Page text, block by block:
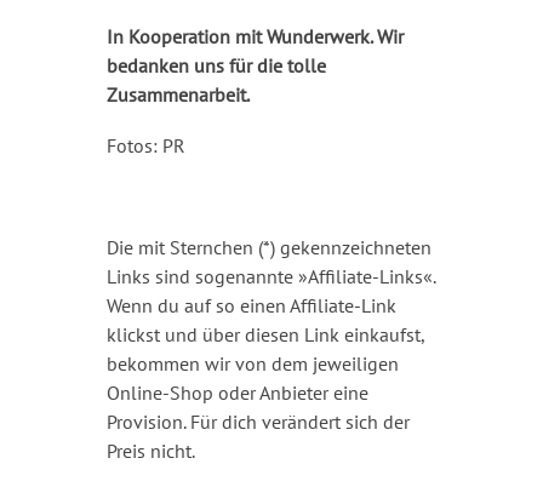
In Kooperation mit Wunderwerk. Wir
bedanken uns für die tolle
Zusammenarbeit.
Fotos: PR
Die mit Sternchen (*) gekennzeichneten
Links sind sogenannte »Affiliate-Links«.
Wenn du auf so einen Affiliate-Link
klickst und über diesen Link einkaufst,
bekommen wir von dem jeweiligen
Online-Shop oder Anbieter eine
Provision. Für dich verändert sich der
Preis nicht.